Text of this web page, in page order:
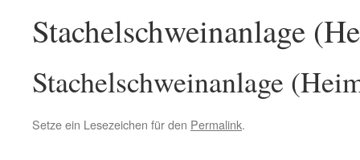
Stachelschweinanlage
Stachelschweinanlage
Setze ein Lesezeichen für den Permalink.